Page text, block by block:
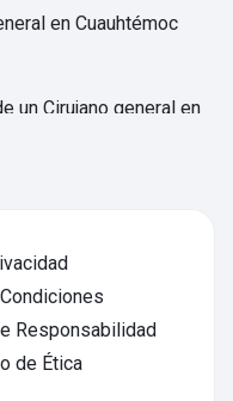
en Cuauhtémoc
un Cirujano general en
en
en Cuauhtémoc
Responsabilidad
de Ética